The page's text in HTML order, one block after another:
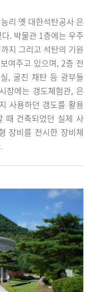
리 옛 대한석탄공사 은
. 박물관 1층에는 우주
지 그리고 석탄의 기원
여주고 있으며, 2층 전
, 굴진 채탄 등 광부들
장에는 갱도체험관, 은
사용하던 갱도를 활용
때 건축되었던 실제 사
장비를 전시한 장비체